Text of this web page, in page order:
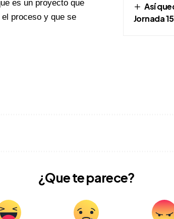
Así
Jornada
es un proyecto que
proceso y que se
¿Que te parece?